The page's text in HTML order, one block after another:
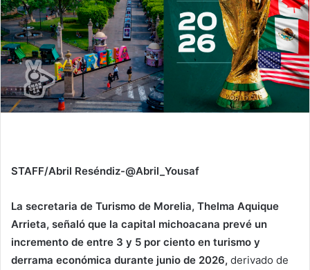
STAFF/Abril Reséndiz-@Abril_Yousaf
La secretaria de Turismo de Morelia, Thelma Aquique
Arrieta, señaló que la capital michoacana prevé un
incremento de entre 3 y 5 por ciento en turismo y
derrama económica durante junio de 2026, derivado de